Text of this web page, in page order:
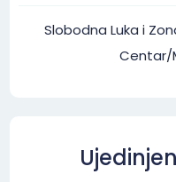
Slobodna Luka i
Centar/